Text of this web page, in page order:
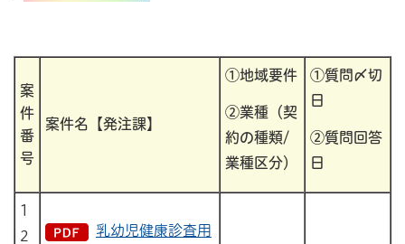
案
件
番
号
案件名【発注課】
①地域要件
②業種（契
約の種類/
業種区分）
①質問〆切
日
②質問回答
日
1
2
乳幼児健康診査用